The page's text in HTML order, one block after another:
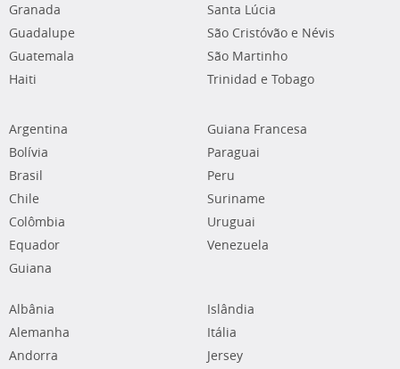
Granada
Guadalupe
Guatemala
Haiti
Santa Lúcia
São Cristóvão e Névis
São Martinho
Trinidad e Tobago
Argentina
Bolívia
Brasil
Chile
Colômbia
Equador
Guiana
Guiana Francesa
Paraguai
Peru
Suriname
Uruguai
Venezuela
Albânia
Alemanha
Andorra
Islândia
Itália
Jersey